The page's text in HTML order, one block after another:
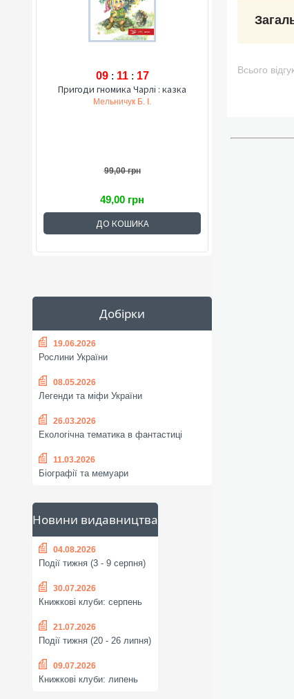
09 : 11 : 16
Пригоди гномика Чарлі : казка
Мельничук Б. І.
99,00 грн
49,00 грн
ДО КОШИКА
Добірки
19.06.2026
Рослини України
08.05.2026
Легенди та міфи України
26.03.2026
Екологічна тематика в фантастиці
11.03.2026
Біографії та мемуари
Новини видавництва
04.08.2026
Події тижня (3 - 9 серпня)
30.07.2026
Книжкові клуби: серпень
21.07.2026
Події тижня (20 - 26 липня)
09.07.2026
Книжкові клуби: липень
Всього